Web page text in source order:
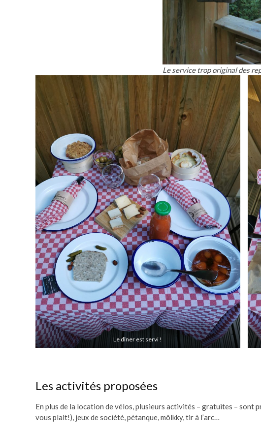
Le service trop original des
Le dîner est servi !
Les activités proposées
En plus de la location de vélos, plusieurs activités – gratuites – sont
vous plait!), jeux de société, pétanque, mölkky, tir à l’arc…